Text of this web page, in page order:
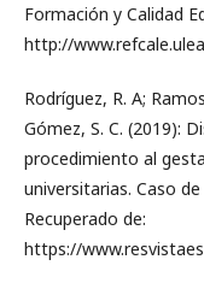
Formación y Calidad
http://
Rodríguez, R. A;
Gómez, S. C. (2019):
procedimiento al
universitarias. Caso
Recuperado de:
https://